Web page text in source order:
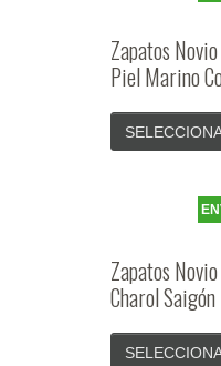
Zapatos
Piel Marino
Zapatos
Charol